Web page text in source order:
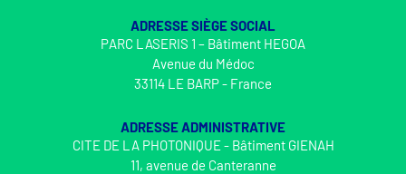
ADRESSE SIÈGE SOCIAL
PARC LASERIS 1 – Bâtiment HEGOA
Avenue du Médoc
33114 LE BARP - France
ADRESSE ADMINISTRATIVE
CITE DE LA PHOTONIQUE - Bâtiment GIENAH
11, avenue de Canteranne